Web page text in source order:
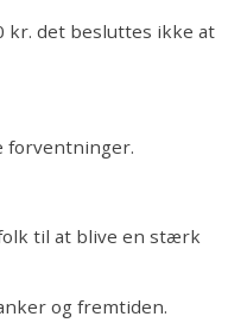
kr. det besluttes ikke at
forventninger.
til at blive en stærk
og fremtiden.